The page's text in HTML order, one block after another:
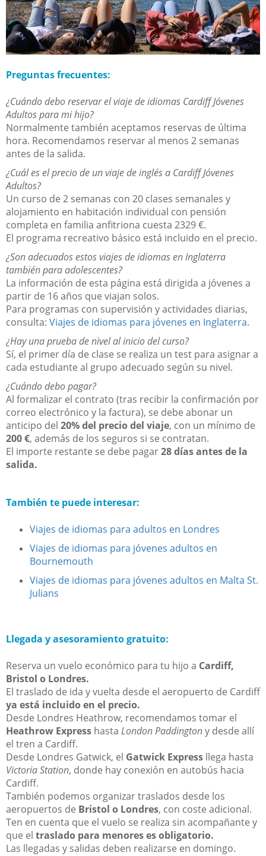
Preguntas frecuentes:
¿Cuándo debo reservar el viaje de idiomas Cardiff Jóvenes
Adultos para mi hijo?
Normalmente también aceptamos reservas de última
hora. Recomendamos reservar al menos 2 semanas
antes de la salida.
¿Cuál es el precio de un viaje de inglés a Cardiff Jóvenes
Adultos?
Un curso de 2 semanas con 20 clases semanales y
alojamiento en habitación individual con pensión
completa en familia anfitriona cuesta 2329 €.
El programa recreativo básico está incluido en el precio.
¿Son adecuados estos viajes de idiomas en Inglaterra
también para adolescentes?
La información de esta página está dirigida a jóvenes a
partir de 16 años que viajan solos.
Para programas con supervisión y actividades diarias,
consulta: Viajes de idiomas para jóvenes en Inglaterra.
¿Hay una prueba de nivel al inicio del curso?
Sí, el primer día de clase se realiza un test para asignar a
cada estudiante al grupo adecuado según su nivel.
¿Cuándo debo pagar?
Al formalizar el contrato (tras recibir la confirmación por
correo electrónico y la factura), se debe abonar un
anticipo del 20% del precio del viaje, con un mínimo de
200 €, además de los seguros si se contratan.
El importe restante se debe pagar28 días antes de la
salida.
También te puede interesar:
Viajes de idiomas para adultos en Londres
Viajes de idiomas para jóvenes adultos en
Bournemouth
Viajes de idiomas para jóvenes adultos en Malta St.
Julians
Llegada y asesoramiento gratuito:
Reserva un vuelo económico para tu hijo a Cardiff,
Bristol o Londres.
El traslado de ida y vuelta desde el aeropuerto de Cardiff
ya está incluido en el precio.
Desde Londres Heathrow, recomendamos tomar el
Heathrow Express hasta London Paddingtony desde allí
el tren a Cardiff.
Desde Londres Gatwick, el Gatwick Express llega hasta
Victoria Station, donde hay conexión en autobús hacia
Cardiff.
También podemos organizar traslados desde los
aeropuertos de Bristol o Londres, con coste adicional.
Ten en cuenta que el vuelo se realiza sin acompañante y
que el traslado para menores es obligatorio.
Las llegadas y salidas deben realizarse en domingo.